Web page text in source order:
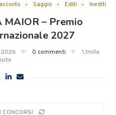
Saggio Editi Inediti
– Premio
2027
2026 0 commenti
1,1mila
CONCORSI